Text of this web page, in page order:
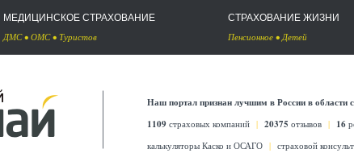
МЕДИЦИНСКОЕ СТРАХОВАНИЕ
ДМС• ОМС• Туристов
СТРАХОВАНИЕ ЖИЗНИ
Пенсионное •Детей
Наш портал признан лучшим в России в области
1109 страховых компаний | 20375 отзывов | 16
калькуляторы Каско и ОСАГО | страховой